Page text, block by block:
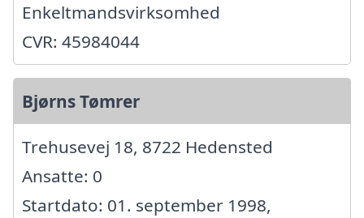
Enkeltmandsvirksomhed
CVR: 45984044
Bjørns Tømrer
Trehusevej 18, 8722 Hedensted
Ansatte: 0
Startdato: 01. september 1998,